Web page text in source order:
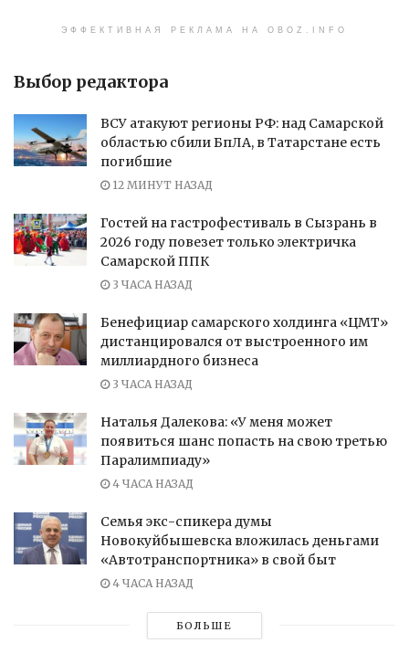
ЭФФЕКТИВНАЯ РЕКЛАМА НА OBOZ.INFO
Выбор редактора
ВСУ атакуют регионы РФ: над Самарской
областью сбили БпЛА, в Татарстане есть
погибшие
12 МИНУТ НАЗАД
Гостей на гастрофестиваль в Сызрань в
2026 году повезет только электричка
Самарской ППК
3 ЧАСА НАЗАД
Бенефициар самарского холдинга «ЦМТ»
дистанцировался от выстроенного им
миллиардного бизнеса
3 ЧАСА НАЗАД
Наталья Далекова: «У меня может
появиться шанс попасть на свою третью
Паралимпиаду»
4 ЧАСА НАЗАД
Семья экс-спикера думы
Новокуйбышевска вложилась деньгами
«Автотранспортника» в свой быт
4 ЧАСА НАЗАД
БОЛЬШЕ